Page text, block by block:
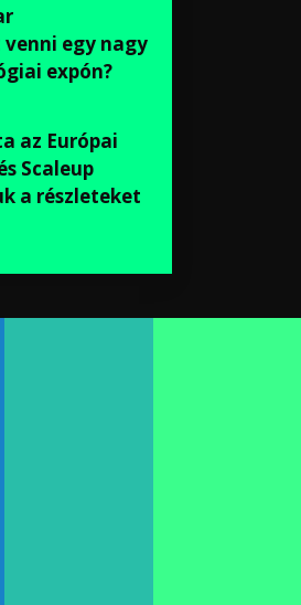
egy nagy
expón?
az Európai
Scaleup
a részleteket